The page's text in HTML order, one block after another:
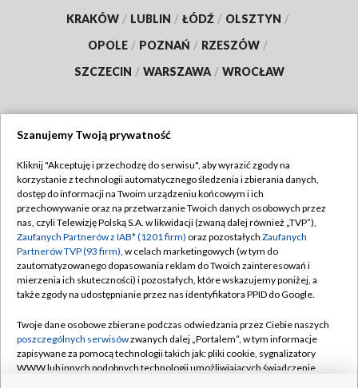
KRAKÓW / LUBLIN / ŁÓDŹ / OLSZTYN /
OPOLE / POZNAŃ / RZESZÓW /
SZCZECIN / WARSZAWA / WROCŁAW
TVP
Abonament TVP
Emisja w TVP
Centrum informacji TVP
Naziemna Telewizja Cyfrowa
Rada Programowa
System NOS
Regulamin TVP
Polityka prywatności
Moje zgody
Pomoc
Kontakt
Szanujemy Twoją prywatność
Kliknij "Akceptuję i przechodzę do serwisu", aby wyrazić zgody na
korzystanie z technologii automatycznego śledzenia i zbierania danych,
dostęp do informacji na Twoim urządzeniu końcowym i ich
przechowywanie oraz na przetwarzanie Twoich danych osobowych przez
nas, czyli Telewizję Polską S.A. w likwidacji (zwaną dalej również „TVP”),
Zaufanych Partnerów z IAB* (1201 firm) oraz pozostałych Zaufanych
Partnerów TVP (93 firm), w celach marketingowych (w tym do
zautomatyzowanego dopasowania reklam do Twoich zainteresowań i
mierzenia ich skuteczności) i pozostałych, które wskazujemy poniżej, a
także zgody na udostępnianie przez nas identyfikatora PPID do Google.
Twoje dane osobowe zbierane podczas odwiedzania przez Ciebie naszych
poszczególnych serwisówzwanych dalej „Portalem”, w tym informacje
zapisywane za pomocą technologii takich jak: pliki cookie, sygnalizatory
WWW lub innych podobnych technologii umożliwiających świadczenie